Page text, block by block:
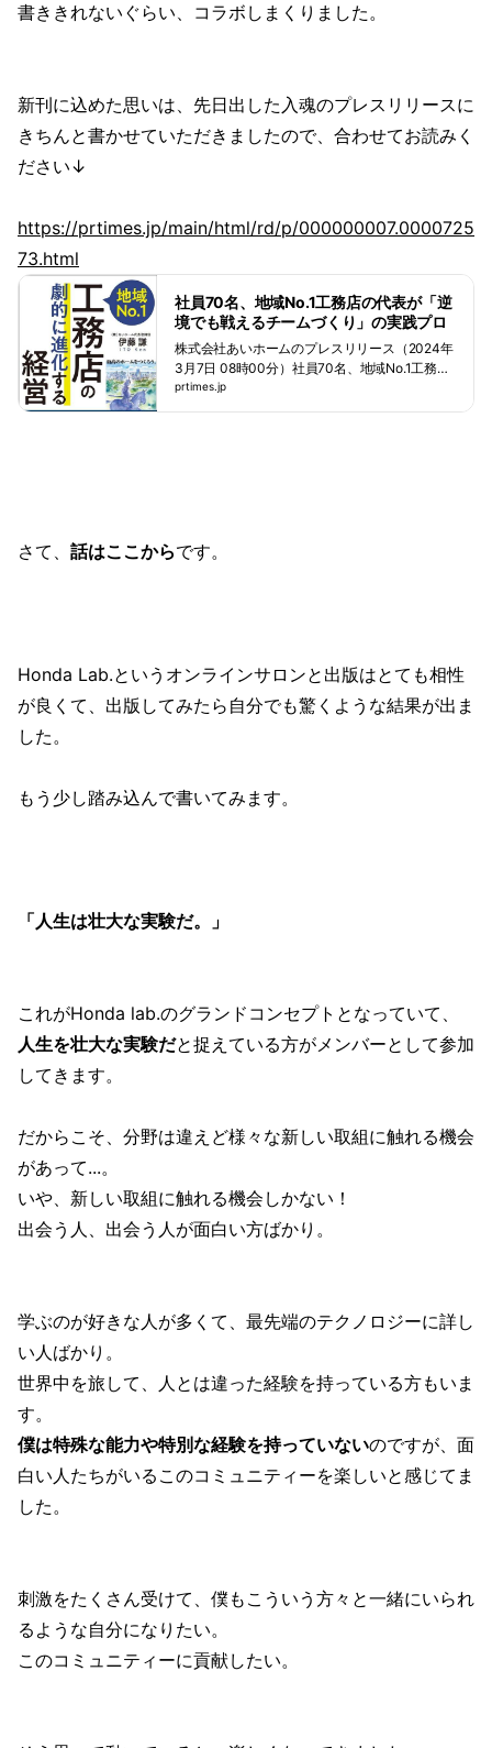
書ききれないぐらい、コラボしまくりました。
新刊に込めた思いは、先日出した入魂のプレスリリースに
きちんと書かせていただきましたので、合わせてお読みく
ださい↓
https://prtimes.jp/main/html/rd/p/000000007.0000725
73.html
社員70名、地域No.1工務店の代表が「逆
境でも戦えるチームづくり」の実践プロ
セスを書籍化【3/15発売】
株式会社あいホームのプレスリリース（2024年
3月7日 08時00分）社員70名、地域No.1工務店
の代表が「逆境でも戦えるチームづくり」の実
prtimes.jp
さて、 話はここからです。
Honda Lab.というオンラインサロンと出版はとても相性
が良くて、出版してみたら自分でも驚くような結果が出ま
した。
もう少し踏み込んで書いてみます。
「人生は壮大な実験だ。」
これがHonda lab.のグランドコンセプトとなっていて、
人生を壮大な実験だと捉えている方がメンバーとして参加
してきます。
だからこそ、分野は違えど様々な新しい取組に触れる機会
があって...。
いや、新しい取組に触れる機会しかない！
出会う人、出会う人が面白い方ばかり。
学ぶのが好きな人が多くて、最先端のテクノロジーに詳し
い人ばかり。
世界中を旅して、人とは違った経験を持っている方もいま
す。
僕は特殊な能力や特別な経験を持っていないのですが、面
白い人たちがいるこのコミュニティーを楽しいと感じてま
した。
刺激をたくさん受けて、僕もこういう方々と一緒にいられ
るような自分になりたい。
このコミュニティーに貢献したい。